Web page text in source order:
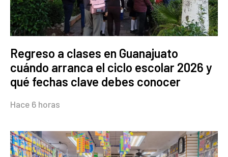
Regreso a clases en Guanajuato
cuándo arranca el ciclo escolar 2026 y
qué fechas clave debes conocer
Hace 6 horas